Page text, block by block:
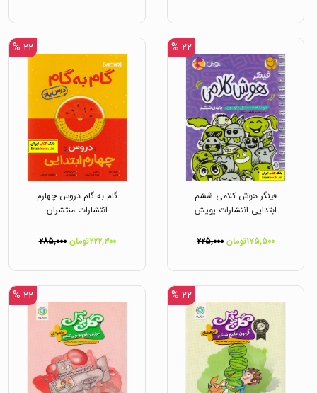
۲۲ %
فینگر هوش کلامی ششم
ابتدایی انتشارات پویش
۱۷۵,۵۰۰تومان ۲۲۵,۰۰۰
۲۲ %
گام به گام دروس چهارم
انتشارات منتشران
۲۲۲,۳۰۰تومان ۲۸۵,۰۰۰
۲۲ % ۲۲ %